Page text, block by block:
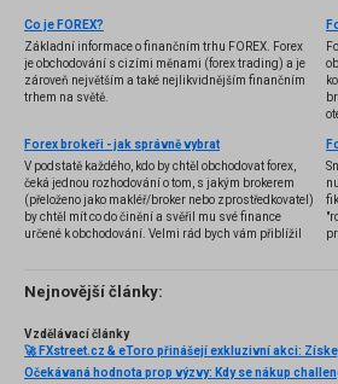
Co je FOREX?
Základní informace o finančním trhu FOREX. Forex
je obchodování s cizími měnami (forex trading) a je
zároveň největším a také nejlikvidnějším finančním
trhem na světě.
Forex brokeři - jak správně vybrat
V podstatě každého, kdo by chtěl obchodovat forex,
čeká jednou rozhodování o tom, s jakým brokerem
(přeloženo jako makléř/broker nebo zprostředkovatel)
by chtěl mít co do činění a svěřil mu své finance
určené k obchodování. Velmi rád bych vám přiblížil
několik příkladů nejznámějších z nich.
Nejnovější články:
Vzdělávací články
Očekávaná hodnota prop výzvy: Kdy se nákup